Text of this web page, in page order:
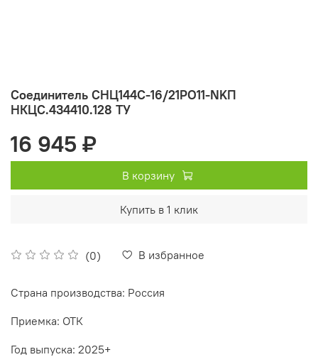
Соединитель СНЦ144С-16/21РО11-NKП
НКЦС.434410.128 ТУ
(0) В избранное
16 945 ₽
В корзину
Купить в 1 клик
Страна производства: Россия
Приемка: ОТК
Год выпуска: 2025+